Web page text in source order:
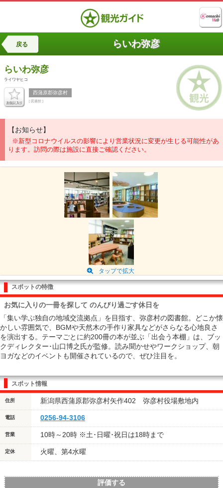
戻る らいわ弥彦
らいわ弥彦
ライワヤヒコ
西蒲原郡弥彦村
[ 図書館 ]
【お知らせ】
※新型コロナウイルスの影響により営業状況に変更が生じる可能性があ
ります。訪問の際は施設に直接ご確認ください。
タップで拡大
スポットの特徴
お気に入りの一冊を探して のんびり過ごす休日を
「集い学ぶ独自の地域交流拠点」を目指す、弥彦村の図書館。どこか懐
かしい雰囲気で、BGMや天然木の手作り家具などがさらなる心地良さ
を演出する。テーマごとに約200冊の本が並ぶ「出会う本棚」は、ブッ
クディレクター･山口博之氏が監修。読み聞かせやワークショップ、朝
ヨガなどのイベントも開催されているので、ぜひ注目を。
スポット情報
住所 新潟県西蒲原郡弥彦村矢作402 弥彦村役場敷地内
電話 0256-94-3106
営業 10時～20時 ※土･日曜･祝日は18時まで
定休 火曜、第4水曜
評価する